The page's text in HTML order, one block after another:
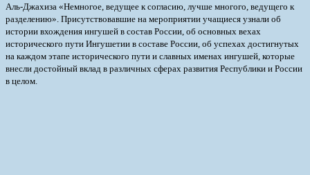
Аль-Джахиза «Немногое, ведущее к согласию, лучше многого, ведущего к
разделению». Присутствовавшие на мероприятии учащиеся узнали об
истории вхождения ингушей в состав России, об основных вехах
исторического пути Ингушетии в составе России, об успехах достигнутых
на каждом этапе исторического пути и славных именах ингушей, которые
внесли достойный вклад в различных сферах развития Республики и России
в целом.